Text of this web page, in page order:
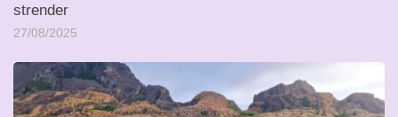
strender
27/08/2025